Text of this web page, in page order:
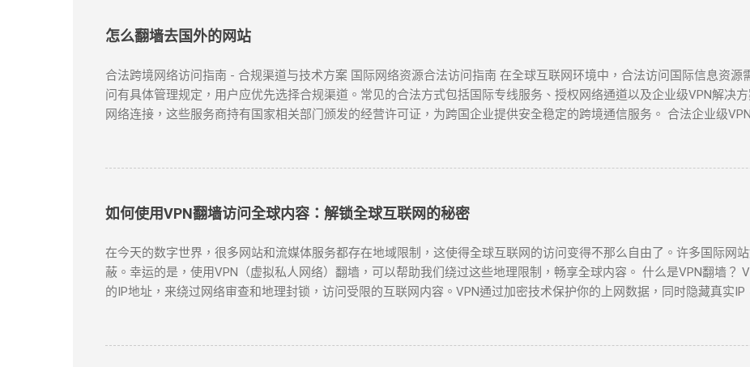
怎么翻墙去国外的网站
合法跨境网络访问指南 - 合规渠道与技术方案 国际网络资源合法访问指南 在全球互联网环境中，合法访问国际信息资
问有具体管理规定，用户应优先选择合规渠道。常见的合法方式包括国际专线服务、授权网络通道以及企业级VPN解决
网络连接，这些服务商持有国家相关部门颁发的经营许可证，为跨国企业提供安全稳定的跨境通信服务。 合法企业级
云平台接入 智能路由优化 可视化运维管理 阿里云VPN网关 阿里云提供的企业级VPN服务，支持IPSec VPN连接，实现本
如何使用VPN翻墙访问全球内容：解锁全球互联网的秘密
在今天的数字世界，很多网站和流媒体服务都存在地域限制，这使得全球互联网的访问变得不那么自由了。许多国际网
蔽。幸运的是，使用VPN（虚拟私人网络）翻墙，可以帮助我们绕过这些地理限制，畅享全球内容。 什么是VPN翻墙？
的IP地址，来绕过网络审查和地理封锁，访问受限的互联网内容。VPN通过加密技术保护你的上网数据，同时隐藏真实IP
务，它们不仅在突破地域限制方面表现出色，而且能够提供强大的安全保障： NordVPN ：知名度高，全球多个国家和